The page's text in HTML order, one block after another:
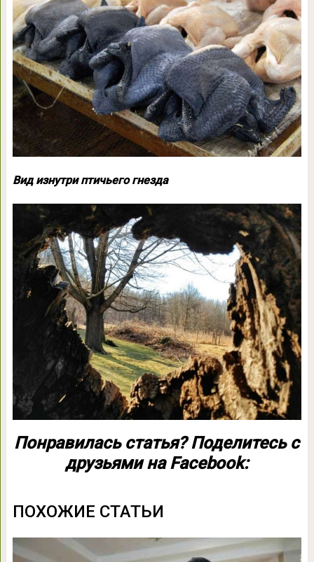
Вид изнутри птичьего гнезда
Понравилась статья? Поделитесь с
друзьями на Facebook:
ПОХОЖИЕ СТАТЬИ